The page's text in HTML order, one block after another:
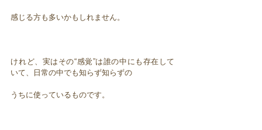
感じる方も多いかもしれません。
けれど、実はその“感覚”は誰の中にも存在して
いて、日常の中でも知らず知らずの
うちに使っているものです。